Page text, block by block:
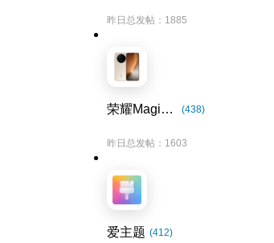
昨日总发帖：1885
荣耀Magic8系列 (438)
昨日总发帖：1603
爱主题 (412)